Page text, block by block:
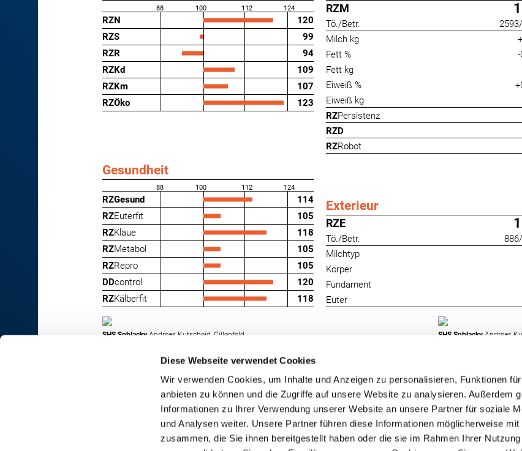
Diese Webseite verwendet Cookies
Wir verwenden Cookies, um Inhalte und Anzeigen zu personalisieren, Funktionen
anbieten zu können und die Zugriffe auf unsere Website zu analysieren. Außerdem
Informationen zu Ihrer Verwendung unserer Website an unsere Partner für soziale
und Analysen weiter. Unsere Partner führen diese Informationen möglicherweise
zusammen, die Sie ihnen bereitgestellt haben oder die sie im Rahmen Ihrer
88 100 112 124
RZN
120
RZS
99
RZR
94
RZKd
109
RZKm
107
RZÖko
123
Gesundheit
88 100 112 124
RZGesund
114
RZEuterfit
105
RZKlaue
118
RZMetabol
105
RZRepro
105
DDcontrol
120
RZKälberfit 118
RZM
Tö./Betr.
Milch kg
Fett %
Fett kg
Eiweiß %
Eiweiß kg
RZPersistenz
RZD
RZRobot
Exterieur
RZE
Tö./Betr.
Milchtyp
Körper
Fundament
Euter
SHS Soblacky Andreas Kutscheid, Gillenfeld SHS SoblackyAndreas
RINDER-UNION WEST eG
RUW-Zentrale Münster
RUW-Regionalzentrum
Nordrhein
RUW-
Rheinland-